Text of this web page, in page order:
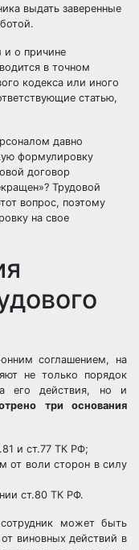
выдать заверенные
и о причине
в точном
кодекса или иного
статью,
давно
формулировку
договор
Трудовой
вопрос, поэтому
на свое
соглашением, на
не только порядок
его действия, но и
три основания
и ст.77 ТК РФ;
от воли сторон в силу
ст.80 ТК РФ.
может быть
виновных действий в